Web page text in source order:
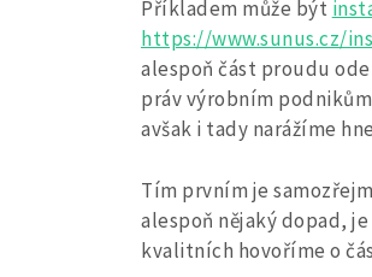
Příkladem může být
https://www.sunus.cz/
alespoň část proudu
práv výrobním
avšak i tady narážíme
Tím prvním je
alespoň nějaký dopad,
kvalitních hovoříme o